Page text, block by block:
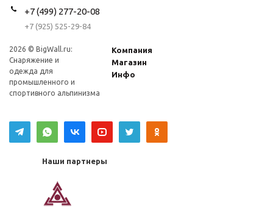
+7 (499) 277-20-08
+7 (925) 525-29-84
2026 © BigWall.ru:
Снаряжение и
одежда для
промышленного и
спортивного альпинизма
Компания
Магазин
Инфо
Наши партнеры